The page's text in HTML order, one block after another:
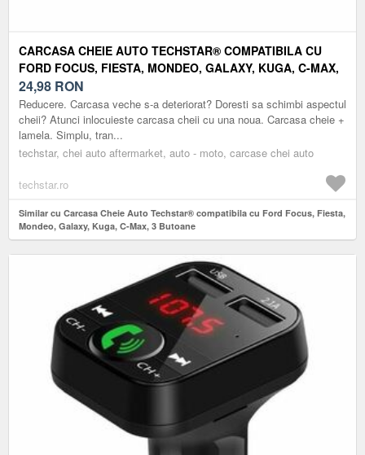
CARCASA CHEIE AUTO TECHSTAR® COMPATIBILA CU
FORD FOCUS, FIESTA, MONDEO, GALAXY, KUGA, C-MAX,
3 BUTOANE
24,98 RON
Reducere. Carcasa veche s-a deteriorat? Doresti sa schimbi aspectul
cheii? Atunci inlocuieste carcasa cheii cu una noua. Carcasa cheie +
lamela. Simplu, tran...
techstar, chei auto aftermarket, auto - moto, carcase chei auto
techstar.ro
Similar cu Carcasa Cheie Auto Techstar® compatibila cu Ford Focus, Fiesta,
Mondeo, Galaxy, Kuga, C-Max, 3 Butoane